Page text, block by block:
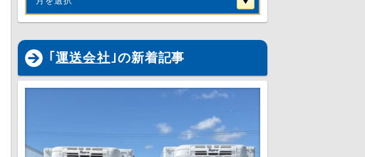
｢ 運送会社 ｣の新着記事